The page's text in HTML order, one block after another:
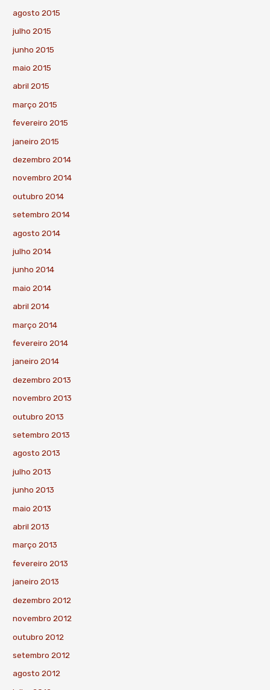
agosto 2015
julho 2015
junho 2015
maio 2015
abril 2015
março 2015
fevereiro 2015
janeiro 2015
dezembro 2014
novembro 2014
outubro 2014
setembro 2014
agosto 2014
julho 2014
junho 2014
maio 2014
abril 2014
março 2014
fevereiro 2014
janeiro 2014
dezembro 2013
novembro 2013
outubro 2013
setembro 2013
agosto 2013
julho 2013
junho 2013
maio 2013
abril 2013
março 2013
fevereiro 2013
janeiro 2013
dezembro 2012
novembro 2012
outubro 2012
setembro 2012
agosto 2012